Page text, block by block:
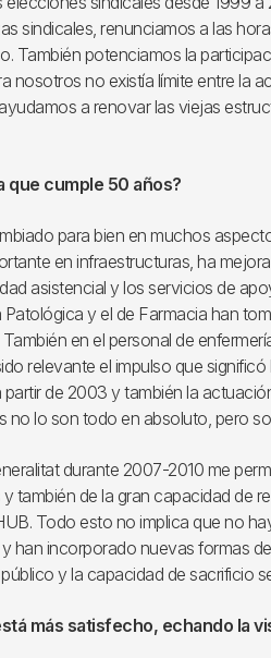
sindicales, renunciamos a las
También potenciamos la
nosotros no existía límite entre la
a renovar las viejas
que cumple 50 años?
para bien en muchos
en infraestructuras, ha
asistencial y los servicios de
y el de Farmacia han
en el personal de
relevante el impulso que significó
de 2003 y también la
no lo son todo en absoluto, pero
durante 2007-2010 me
también de la gran capacidad de
Todo esto no implica que no
han incorporado nuevas formas
y la capacidad de sacrificio
más satisfecho, echando la